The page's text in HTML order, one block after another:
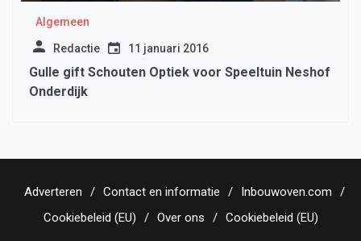
Algemeen
Redactie 11 januari 2016
Gulle gift Schouten Optiek voor Speeltuin Neshof
Onderdijk
Adverteren Contact en informatie
Inbouwoven.com
Cookiebeleid (EU)
Over ons Cookiebeleid (EU)